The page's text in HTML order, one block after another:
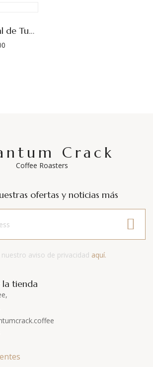
Curso Presencial de Tueste, Mayo 2026.
Crack
Coffee Roasters
ofertas y noticias más
aviso de privacidad aquí.
tienda